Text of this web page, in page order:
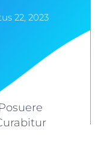
22, 2023